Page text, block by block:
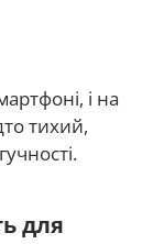
і на
тихий,
для